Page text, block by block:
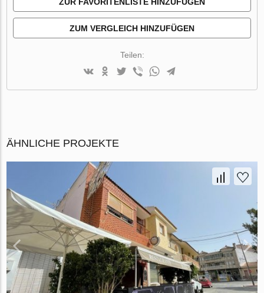
ZUR FAVORITENLISTE HINZUFÜGEN
ZUM VERGLEICH HINZUFÜGEN
Teilen:
ÄHNLICHE PROJEKTE